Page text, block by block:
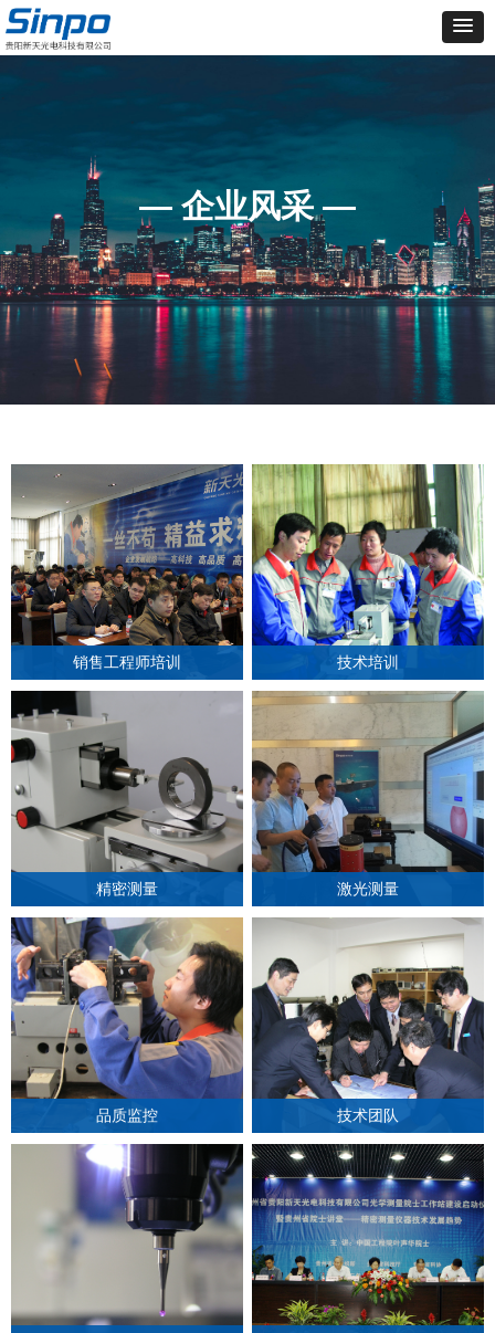
销售工程师培训 技术培训
精密测量 激光测量
品质监控 技术团队
— 企业风采 —